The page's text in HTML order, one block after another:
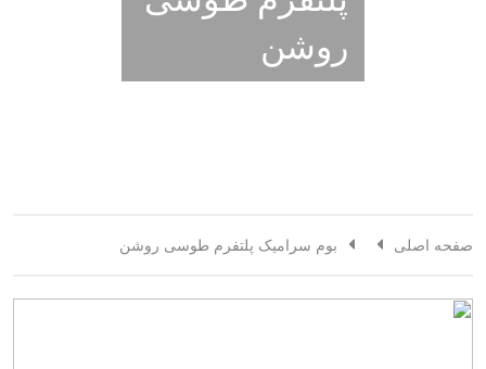
روشن
صفحه اصلی بوم سرامیک پلتفرم طوسی روشن